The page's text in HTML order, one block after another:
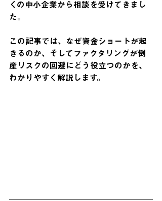
くの中小企業から相談を受けてきまし
た。
この記事では、なぜ資金ショートが起
きるのか、そしてファクタリングが倒
産リスクの回避にどう役立つのかを、
わかりやすく解説します。